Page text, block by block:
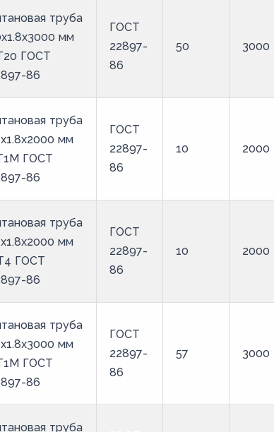
труба
мм
ГОСТ
86
ГОСТ
22897-
86
50 3000
труба
мм
ГОСТ
86
ГОСТ
22897-
86
10 2000
труба
мм
ГОСТ
86
ГОСТ
22897-
86
10 2000
труба
мм
ГОСТ
86
ГОСТ
22897-
86
57 3000
труба